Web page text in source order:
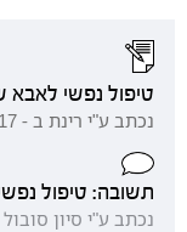
טיפול נפשי לאבא
נכתב ע"י רינת ב - 26/08/2017 20:58:26
תשובה: טיפול
נכתב ע"י סיון סובול ב - 29/08/2017